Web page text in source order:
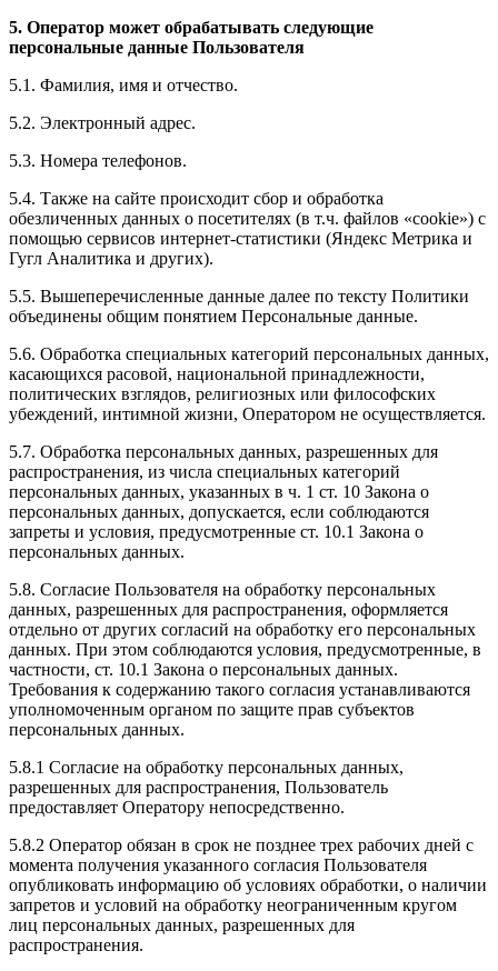
5. Оператор может обрабатывать следующие
персональные данные Пользователя
5.1. Фамилия, имя и отчество.
5.2. Электронный адрес.
5.3. Номера телефонов.
5.4. Также на сайте происходит сбор и обработка
обезличенных данных о посетителях (в т.ч. файлов «cookie») с
помощью сервисов интернет-статистики (Яндекс Метрика и
Гугл Аналитика и других).
5.5. Вышеперечисленные данные далее по тексту Политики
объединены общим понятием Персональные данные.
5.6. Обработка специальных категорий персональных данных,
касающихся расовой, национальной принадлежности,
политических взглядов, религиозных или философских
убеждений, интимной жизни, Оператором не осуществляется.
5.7. Обработка персональных данных, разрешенных для
распространения, из числа специальных категорий
персональных данных, указанных в ч. 1 ст. 10 Закона о
персональных данных, допускается, если соблюдаются
запреты и условия, предусмотренные ст. 10.1 Закона о
персональных данных.
5.8. Согласие Пользователя на обработку персональных
данных, разрешенных для распространения, оформляется
отдельно от других согласий на обработку его персональных
данных. При этом соблюдаются условия, предусмотренные, в
частности, ст. 10.1 Закона о персональных данных.
Требования к содержанию такого согласия устанавливаются
уполномоченным органом по защите прав субъектов
персональных данных.
5.8.1 Согласие на обработку персональных данных,
разрешенных для распространения, Пользователь
предоставляет Оператору непосредственно.
5.8.2 Оператор обязан в срок не позднее трех рабочих дней с
момента получения указанного согласия Пользователя
опубликовать информацию об условиях обработки, о наличии
запретов и условий на обработку неограниченным кругом
лиц персональных данных, разрешенных для
распространения.